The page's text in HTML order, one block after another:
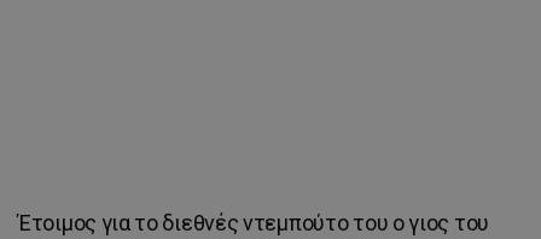
Έτοιμος για το διεθνές ντεμπούτο του ο γιος του